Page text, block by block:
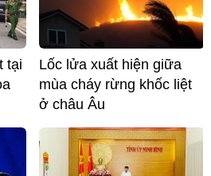
tại
Lốc lửa xuất hiện giữa
mùa cháy rừng khốc liệt
ở châu Âu